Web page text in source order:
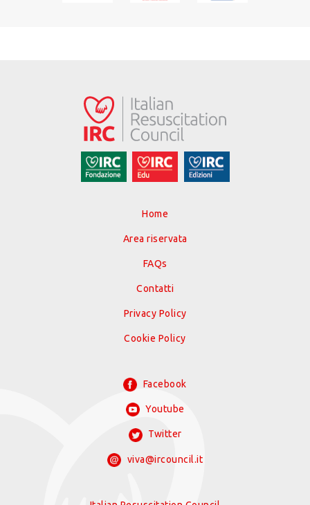
Home
Area riservata
FAQs
Contatti
Privacy Policy
Cookie Policy
Facebook
Youtube
Twitter
viva@ircouncil.it